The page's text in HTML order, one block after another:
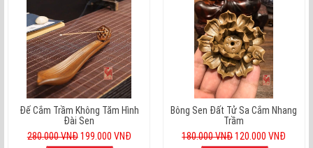
Đế Cắm Trầm Không Tăm Hình
Đài Sen
280.000 VNĐ 199.000 VNĐ
Bông Sen Đất Tử Sa Cắm Nhang
Trầm
180.000 VNĐ120.000 VNĐ